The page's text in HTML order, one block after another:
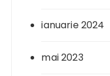
ianuarie 2024
mai 2023